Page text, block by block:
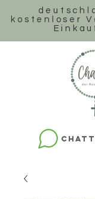
k ostenloser